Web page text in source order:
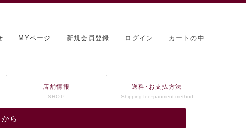
MYページ 新規会員登録 ログイン カートの中
ら
店舗情報
SHOP
送料･お支払方法
Shipping fee･panment method